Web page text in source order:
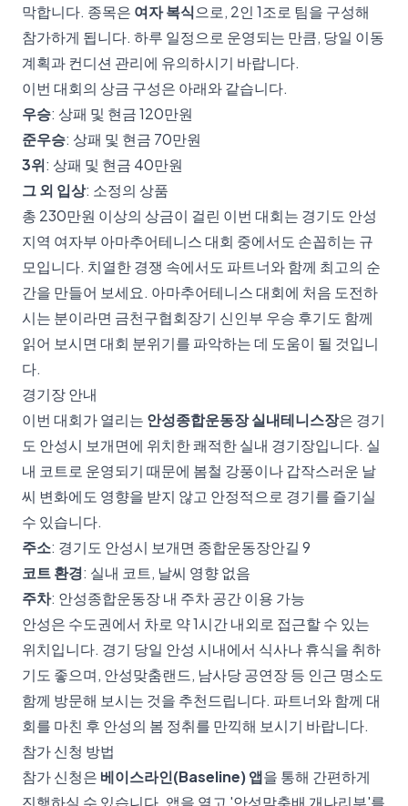
막합니다. 종목은 여자 복식으로, 2인 1조로 팀을 구성해
참가하게 됩니다. 하루 일정으로 운영되는 만큼, 당일 이동
계획과 컨디션 관리에 유의하시기 바랍니다.
이번 대회의 상금 구성은 아래와 같습니다.
우승: 상패 및 현금 120만원
준우승: 상패 및 현금 70만원
3위: 상패 및 현금 40만원
그 외 입상: 소정의 상품
총 230만원 이상의 상금이 걸린 이번 대회는 경기도 안성
지역 여자부 아마추어테니스 대회 중에서도 손꼽히는 규
모입니다. 치열한 경쟁 속에서도 파트너와 함께 최고의 순
간을 만들어 보세요. 아마추어테니스 대회에 처음 도전하
시는 분이라면 금천구협회장기 신인부 우승 후기 도 함께
읽어 보시면 대회 분위기를 파악하는 데 도움이 될 것입니
다.
경기장 안내
이번 대회가 열리는 안성종합운동장 실내테니스장은 경기
도 안성시 보개면에 위치한 쾌적한 실내 경기장입니다. 실
내 코트로 운영되기 때문에 봄철 강풍이나 갑작스러운 날
씨 변화에도 영향을 받지 않고 안정적으로 경기를 즐기실
수 있습니다.
주소: 경기도 안성시 보개면 종합운동장안길 9
코트 환경: 실내 코트, 날씨 영향 없음
주차: 안성종합운동장 내 주차 공간 이용 가능
안성은 수도권에서 차로 약 1시간 내외로 접근할 수 있는
위치입니다. 경기 당일 안성 시내에서 식사나 휴식을 취하
기도 좋으며, 안성맞춤랜드, 남사당 공연장 등 인근 명소도
함께 방문해 보시는 것을 추천드립니다. 파트너와 함께 대
회를 마친 후 안성의 봄 정취를 만끽해 보시기 바랍니다.
참가 신청 방법
참가 신청은 베이스라인(Baseline) 앱을 통해 간편하게
진행하실 수 있습니다. 앱을 열고 '안성맞춤배 개나리부'를